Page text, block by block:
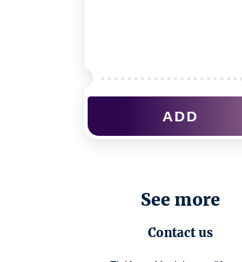
ADD
See more
Contact us